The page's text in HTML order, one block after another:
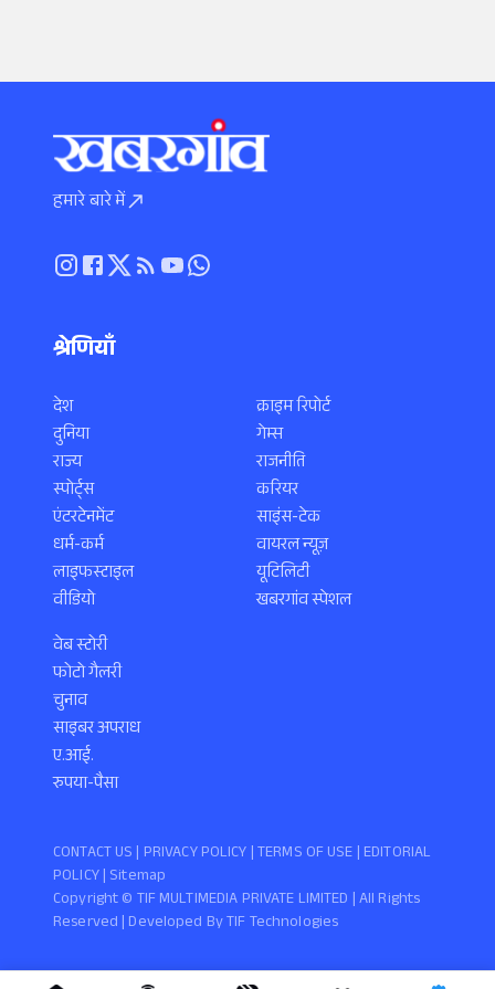
हमारे बारे में
श्रेणियाँ
देश
दुनिया
राज्य
स्पोर्ट्स
एंटरटेनमेंट
धर्म-कर्म
लाइफस्टाइल
वीडियो
क्राइम रिपोर्ट
गेम्स
राजनीति
करियर
साइंस-टेक
वायरल न्यूज़
यूटिलिटी
खबरगांव स्पेशल
वेब स्टोरी
फोटो गैलरी
चुनाव
साइबर अपराध
ए.आई.
रुपया-पैसा
Copyright ©️ TIF MULTIMEDIA PRIVATE LIMITED | All Rights
Reserved | Developed ByTIF Technologies
CONTACT US | PRIVACY POLICY |TERMS OF USE | EDITORIAL
POLICY| Sitemap